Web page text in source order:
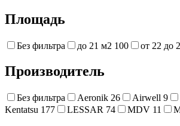
Площадь
Без фильтра до 21 м2 100 от 22 до
Производитель
Без фильтра Aeronik 26 Airwell 9
Kentatsu 177 LESSAR 74 MDV 11